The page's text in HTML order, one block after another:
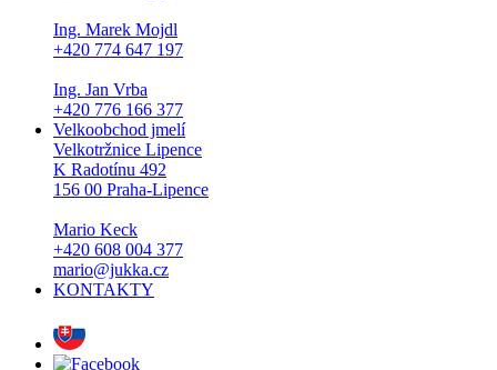
Ing. Marek Mojdl
+420 774 647 197
Ing. Jan Vrba
+420 776 166 377
Velkoobchod jmelí
Velkotržnice Lipence
K Radotínu 492
156 00 Praha-Lipence
Mario Keck
+420 608 004 377
mario@jukka.cz
KONTAKTY